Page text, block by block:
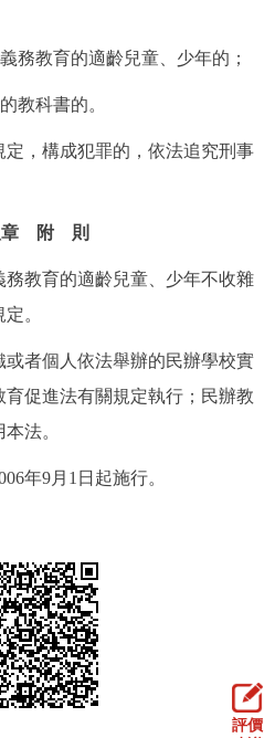
教育的適齡兒童、少年的；
科書的。
構成犯罪的，依法追究刑事
章 附 則
育的適齡兒童、少年不收雜
。
個人依法舉辦的民辦學校實
促進法有關規定執行；民辦教
法。
9月1日起施行。
評價